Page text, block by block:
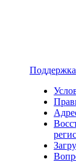
Поддержка